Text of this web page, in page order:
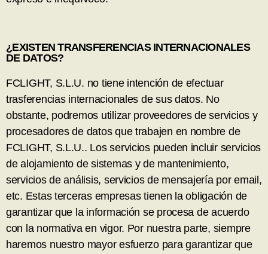
¿EXISTEN TRANSFERENCIAS INTERNACIONALES
DE DATOS?
FCLIGHT, S.L.U. no tiene intención de efectuar
trasferencias internacionales de sus datos. No
obstante, podremos utilizar proveedores de servicios y
procesadores de datos que trabajen en nombre de
FCLIGHT, S.L.U.. Los servicios pueden incluir servicios
de alojamiento de sistemas y de mantenimiento,
servicios de análisis, servicios de mensajería por email,
etc. Estas terceras empresas tienen la obligación de
garantizar que la información se procesa de acuerdo
con la normativa en vigor. Por nuestra parte, siempre
haremos nuestro mayor esfuerzo para garantizar que